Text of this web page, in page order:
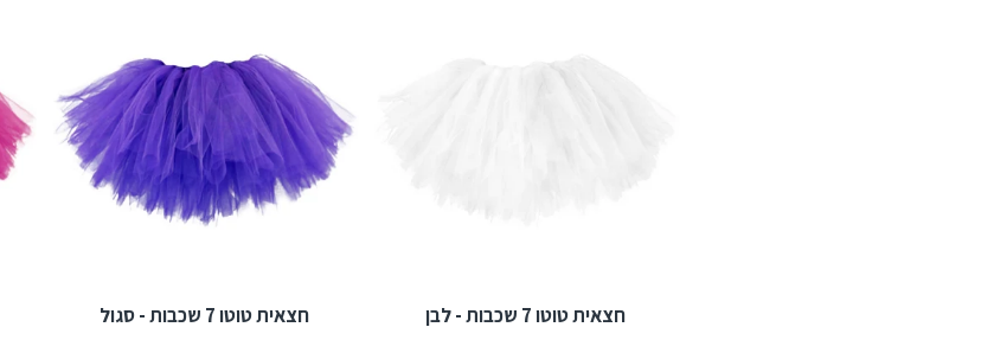
חצאית טוטו 7 שכבות - לבן חצאית טוטו 7 שכבות - סגול